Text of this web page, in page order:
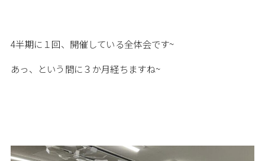
4半期に１回、開催している全体会です~
あっ、という間に３か月経ちますね~